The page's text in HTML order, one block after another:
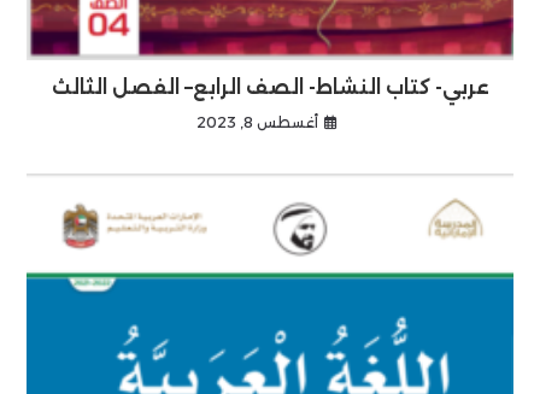
عربي- كتاب النشاط- الصف الرابع– الفصل الثالث
أغسطس 8, 2023